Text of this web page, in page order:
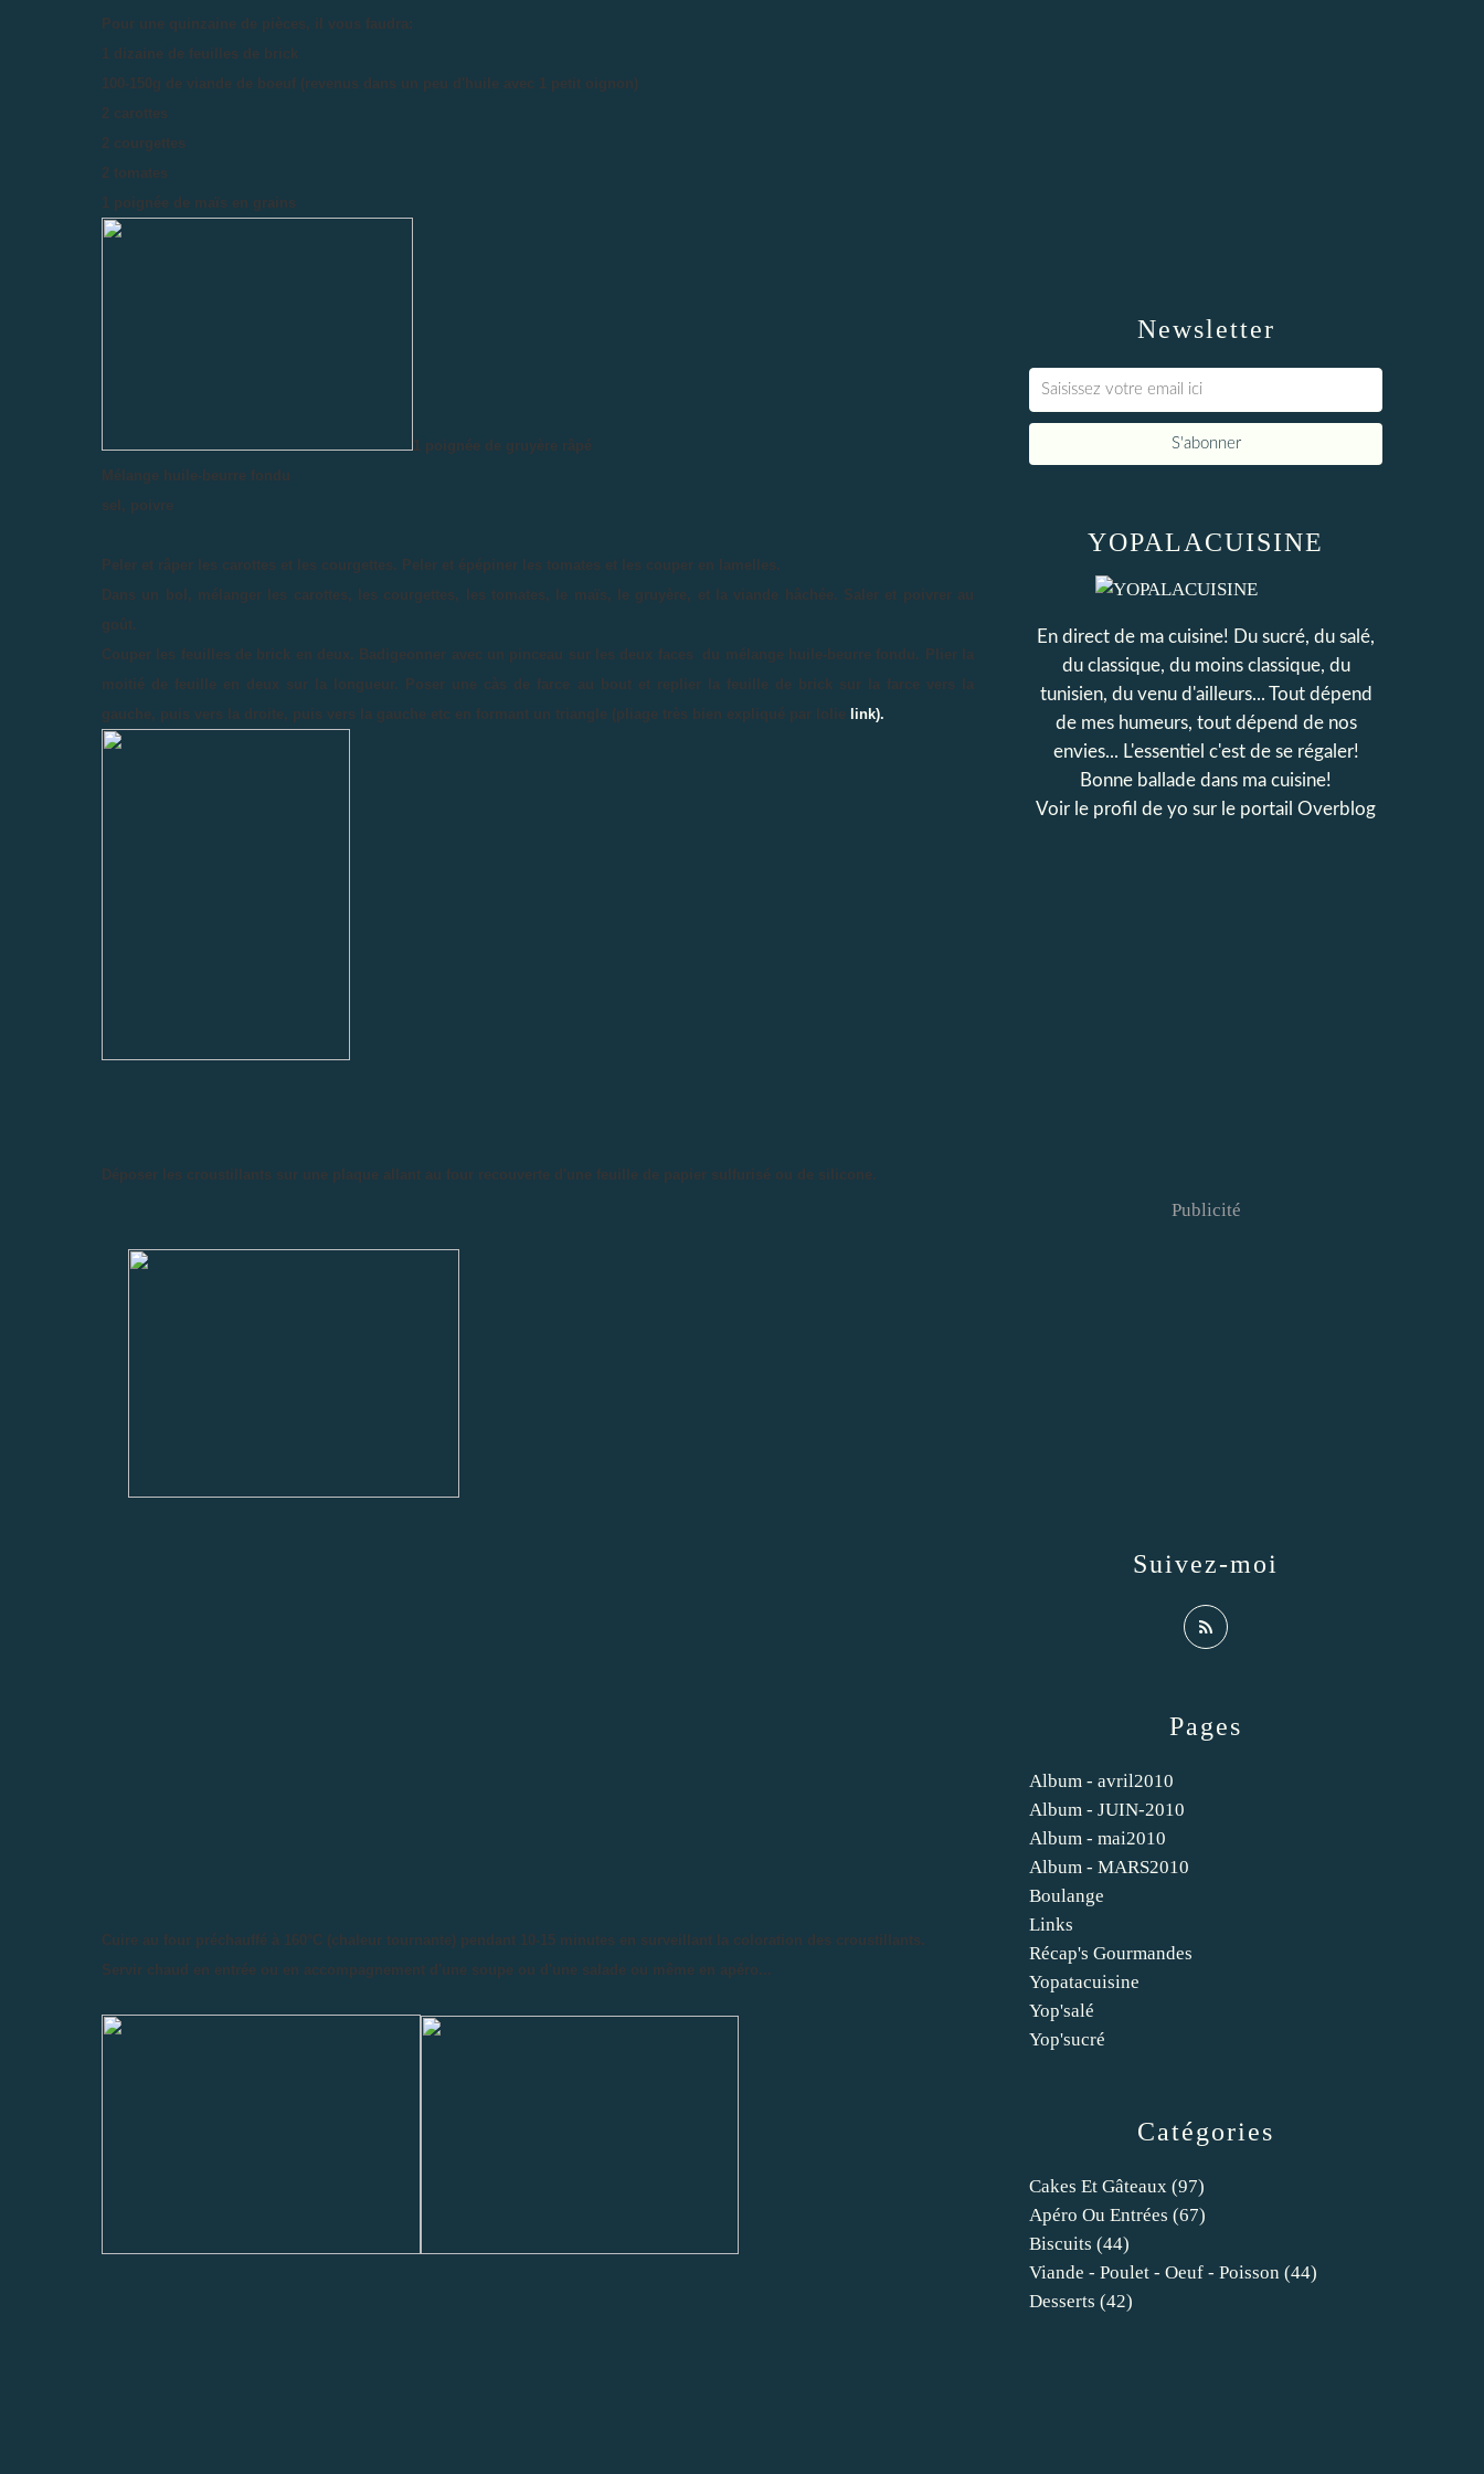
Pour une quinzaine de pièces, il vous faudra:
1 dizaine de feuilles de brick
100-150g de viande de boeuf (revenus dans un peu d'huile avec 1 petit oignon)
2 carottes
2 courgettes
2 tomates
1 poignée de maïs en grains
1 poignée de gruyère râpé
Mélange huile-beurre fondu
sel, poivre
Peler et râper les carottes et les courgettes. Peler et épépiner les tomates et les couper en lamelles.
Dans un bol, mélanger les carottes, les courgettes, les tomates, le maïs, le gruyère, et la viande hâchée. Saler et poivrer au
goût.
Couper les feuilles de brick en deux. Badigeonner avec un pinceau sur les deux faces du mélange huile-beurre fondu. Plier la
moitié de feuille en deux sur la longueur. Poser une càs de farce au bout et replier la feuille de brick sur la farce vers la
gauche, puis vers la droite, puis vers la gauche etc en formant un triangle (pliage très bien expliqué par lolie
link).
Déposer les croustillants sur une plaque allant au four recouverte d'une feuille de papier sulfurisé ou de silicone.
Cuire au four préchauffé à 160°C (chaleur tournante) pendant 10-15 minutes en surveillant la coloration des croustillants.
Servir chaud en entrée ou en accompagnement d'une soupe ou d'une salade ou même en apéro...
Newsletter
Catégories
Cakes Et Gâteaux (97)
Apéro Ou Entrées (67)
Biscuits (44)
Viande - Poulet - Oeuf - Poisson (44)
Desserts (42)
Pages
Album - avril2010
Album - JUIN-2010
Album - mai2010
Album - MARS2010
Boulange
Links
Récap's Gourmandes
Yopatacuisine
Yop'salé
Yop'sucré
YOPALACUISINE
En direct de ma cuisine! Du sucré, du salé,
du classique, du moins classique, du
tunisien, du venu d'ailleurs... Tout dépend
de mes humeurs, tout dépend de nos
envies... L'essentiel c'est de se régaler!
Bonne ballade dans ma cuisine!
Voir le profil de yo sur le portail Overblog
Suivez-moi
Publicité